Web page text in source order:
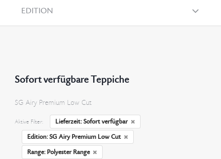
EDITION
Sofort verfügbare Teppiche
SG Airy Premium Low Cut
Aktive Filter:
Lieferzeit: Sofort verfügbar
Edition: SG Airy Premium Low Cut
Range: Polyester Range